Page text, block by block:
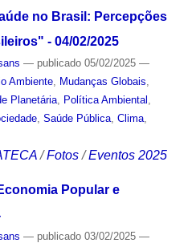
no Brasil: Percepções
- 04/02/2025
— publicado05/02/2025 —
Ambiente, Mudanças Globais,
Planetária, Política Ambiental ,
, Saúde Pública, Clima,
/Fotos /Eventos 2025
Popular e
— publicado03/02/2025 —